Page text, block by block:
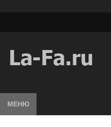
МЕНЮ